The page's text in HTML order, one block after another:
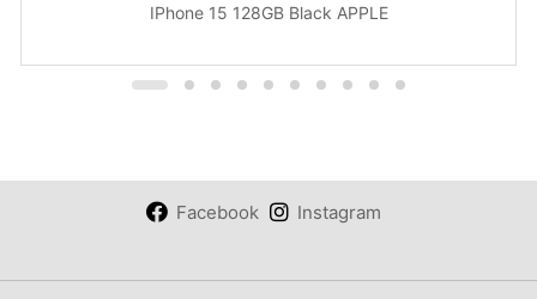
IPhone 15 128GB Black APPLE
Facebook Instagram